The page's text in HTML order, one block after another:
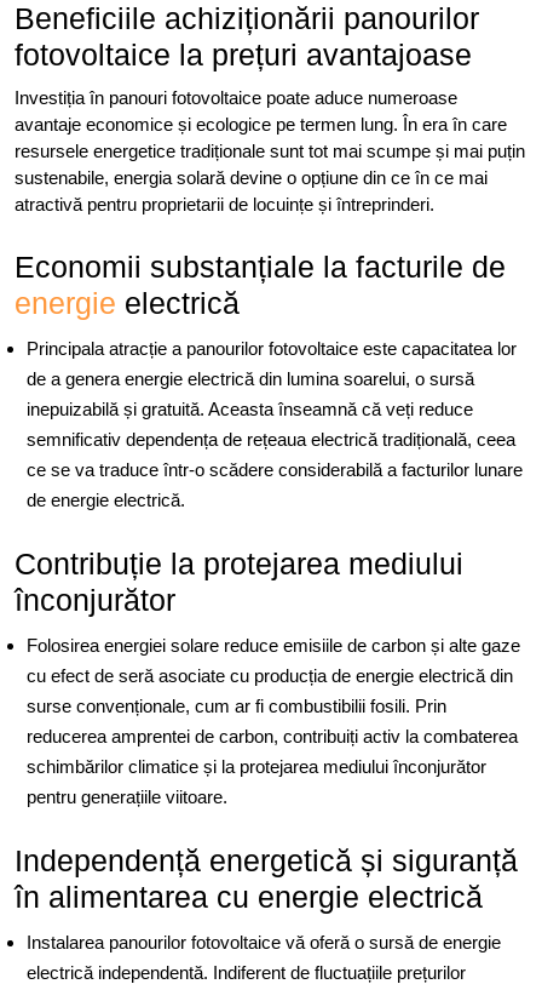
Beneficiile achiziționării panourilor
fotovoltaice la prețuri avantajoase
Investiția în panouri fotovoltaice poate aduce numeroase
avantaje economice și ecologice pe termen lung. În era în care
resursele energetice tradiționale sunt tot mai scumpe și mai puțin
sustenabile, energia solară devine o opțiune din ce în ce mai
atractivă pentru proprietarii de locuințe și întreprinderi.
Economii substanțiale la facturile de
energie electrică
Principala atracție a panourilor fotovoltaice este capacitatea lor
de a genera energie electrică din lumina soarelui, o sursă
inepuizabilă și gratuită. Aceasta înseamnă că veți reduce
semnificativ dependența de rețeaua electrică tradițională, ceea
ce se va traduce într-o scădere considerabilă a facturilor lunare
de energie electrică.
Contribuție la protejarea mediului
înconjurător
Folosirea energiei solare reduce emisiile de carbon și alte gaze
cu efect de seră asociate cu producția de energie electrică din
surse convenționale, cum ar fi combustibilii fosili. Prin
reducerea amprentei de carbon, contribuiți activ la combaterea
schimbărilor climatice și la protejarea mediului înconjurător
pentru generațiile viitoare.
Independență energetică și siguranță
în alimentarea cu energie electrică
Instalarea panourilor fotovoltaice vă oferă o sursă de energie
electrică independentă. Indiferent de fluctuațiile prețurilor